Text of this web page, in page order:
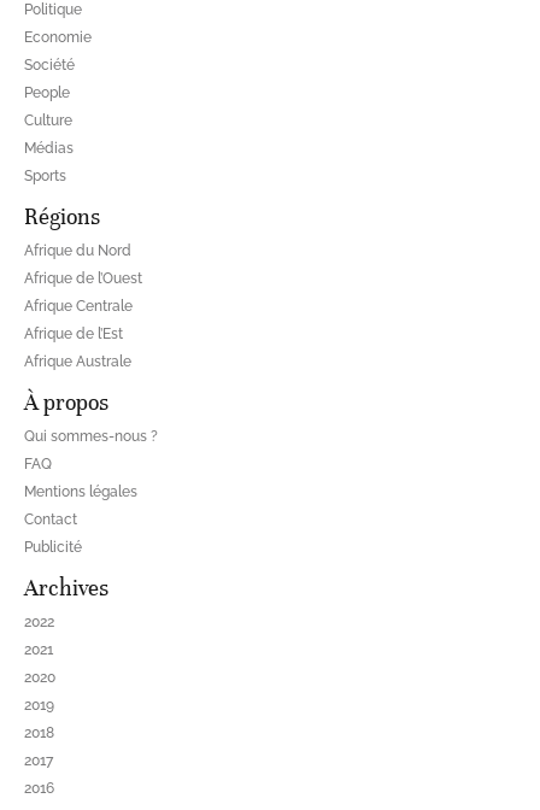
Politique
Economie
Société
People
Culture
Médias
Sports
Régions
Afrique du Nord
Afrique de l’Ouest
Afrique Centrale
Afrique de l’Est
Afrique Australe
À propos
Qui sommes-nous ?
FAQ
Mentions légales
Contact
Publicité
Archives
2022
2021
2020
2019
2018
2017
2016